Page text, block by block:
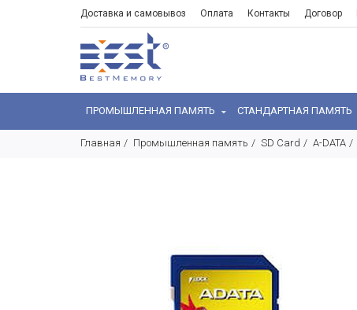
Доставка и самовывоз Оплата Контакты Договор
ПРОМЫШЛЕННАЯ ПАМЯТЬ СТАНДАРТНАЯ ПАМЯТЬ
Главная Промышленная память SD Card A-DATA